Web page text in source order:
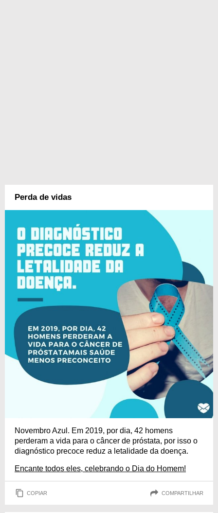
Perda de vidas
Novembro Azul. Em 2019, por dia, 42 homens
perderam a vida para o câncer de próstata, por isso o
diagnóstico precoce reduz a letalidade da doença.
Encante todos eles, celebrando o Dia do Homem!
COPIAR COMPARTILHAR